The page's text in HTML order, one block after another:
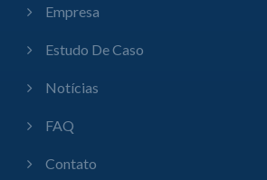
Empresa
Estudo De Caso
Notícias
FAQ
Contato